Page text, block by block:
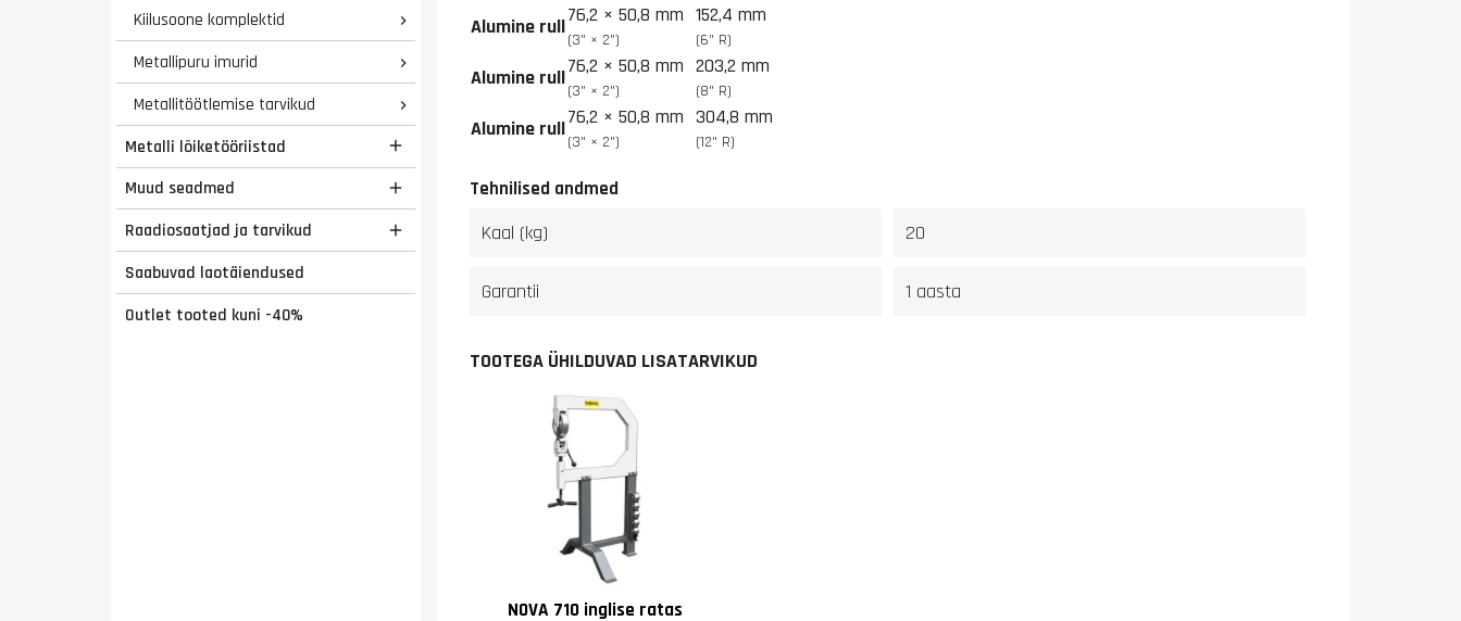
Kiilusoone komplektid 
Metallipuru imurid 
Metallitöötlemise tarvikud 
Metalli lõiketööriistad 
Muud seadmed 
Raadiosaatjad ja tarvikud 
Saabuvad laotäiendused
Outlet tooted kuni -40%
Alumine rull76,2 × 50,8 mm
(3" × 2")
152,4 mm
(6" R)
Alumine rull76,2 × 50,8 mm
(3" × 2")
203,2 mm
(8" R)
Alumine rull76,2 × 50,8 mm
(3" × 2")
304,8 mm
(12" R)
Tehnilised andmed
Kaal (kg) 20
Garantii 1 aasta
TOOTEGA ÜHILDUVAD LISATARVIKUD
NOVA 710 inglise ratas